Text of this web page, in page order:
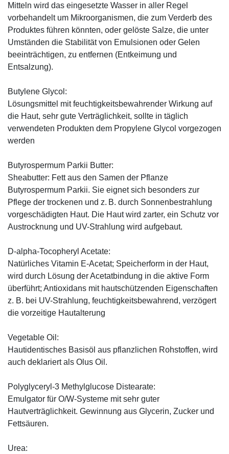
Mitteln wird das eingesetzte Wasser in aller Regel
vorbehandelt um Mikroorganismen, die zum Verderb des
Produktes führen könnten, oder gelöste Salze, die unter
Umständen die Stabilität von Emulsionen oder Gelen
beeinträchtigen, zu entfernen (Entkeimung und
Entsalzung).
Butylene Glycol:
Lösungsmittel mit feuchtigkeitsbewahrender Wirkung auf
die Haut, sehr gute Verträglichkeit, sollte in täglich
verwendeten Produkten dem Propylene Glycol vorgezogen
werden
Butyrospermum Parkii Butter:
Sheabutter: Fett aus den Samen der Pflanze
Butyrospermum Parkii. Sie eignet sich besonders zur
Pflege der trockenen und z. B. durch Sonnenbestrahlung
vorgeschädigten Haut. Die Haut wird zarter, ein Schutz vor
Austrocknung und UV-Strahlung wird aufgebaut.
D-alpha-Tocopheryl Acetate:
Natürliches Vitamin E-Acetat; Speicherform in der Haut,
wird durch Lösung der Acetatbindung in die aktive Form
überführt; Antioxidans mit hautschützenden Eigenschaften
z. B. bei UV-Strahlung, feuchtigkeitsbewahrend, verzögert
die vorzeitige Hautalterung
Vegetable Oil:
Hautidentisches Basisöl aus pflanzlichen Rohstoffen, wird
auch deklariert als Olus Oil.
Polyglyceryl-3 Methylglucose Distearate:
Emulgator für O/W-Systeme mit sehr guter
Hautverträglichkeit. Gewinnung aus Glycerin, Zucker und
Fettsäuren.
Urea: